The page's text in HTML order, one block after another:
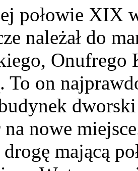
połowie XIX
należał do
Onufrego
To on
nowe
mającą